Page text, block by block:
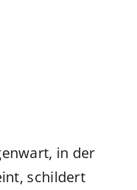
in der
schildert